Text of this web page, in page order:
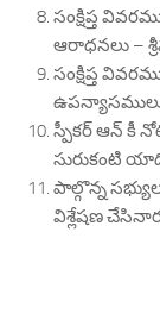
సంక్షిప్త
ఆరాధనలు –
సంక్షిప్త
స్పీకర్ ఆన్ కీ
సురుకంటి
పాల్గొన్న
విశ్లేషణ